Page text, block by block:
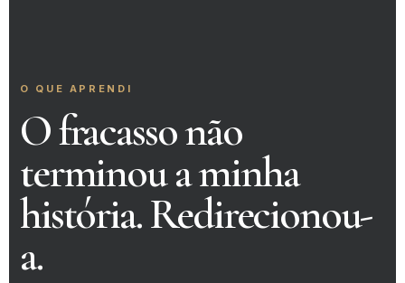
O QUE APRENDI
O fracasso não
terminou a minha
história. Redirecionou-
a.